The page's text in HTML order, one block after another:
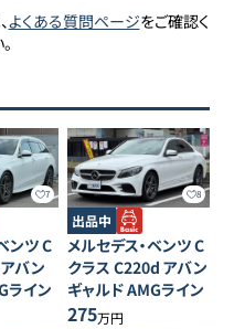
よくある質問ページをご確認く
7
ンツC
バン
ライン
8
出品中
メルセデス・ベンツC
クラス C220d アバン
ギャルド AMGライン
275万円